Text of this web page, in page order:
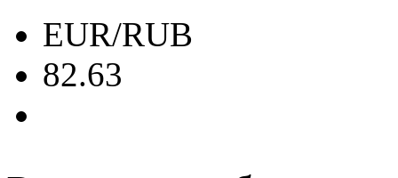
EUR/RUB
82.63